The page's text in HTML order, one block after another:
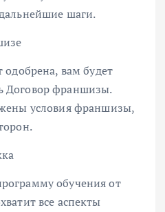
шаги.
одобрена, вам будет
Договор франшизы.
условия франшизы,
обучения от
все аспекты